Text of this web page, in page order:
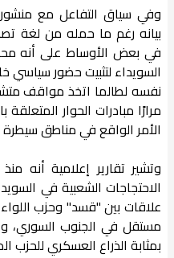
وفي سياق التفاعل مع
بيانه رغم ما حمله من لغة
في بعض الأوساط على أنه
السويداء لتثبيت حضور
نفسه لطالما اتخذ مواقف
مرارًا مبادرات الحوار
الأمر الواقع في مناطق
الاحتجاجات الشعبية في
علاقات بين "قسد" وحزب
مستقل في الجنوب السوري،
بمثابة الذراع العسكري للحزب